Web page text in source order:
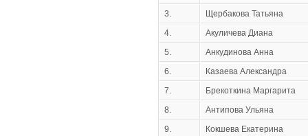
3.
Щербакова Татьяна
4.
Акуличева Диана
5.
Анкудинова Анна
6.
Казаева Александра
7.
Брекоткина Маргарита
8.
Антипова Ульяна
9.
Кокшева Екатерина